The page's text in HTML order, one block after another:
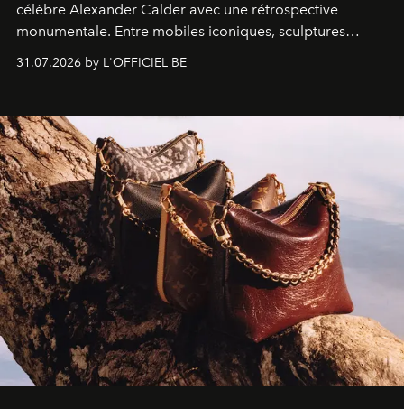
célèbre Alexander Calder avec une rétrospective
monumentale. Entre mobiles iconiques, sculptures
monumentales et poésie du mouvement, l'artiste
américain investit les espaces imaginés par Frank Gehry
sculpture.
31.07.2026 by L'OFFICIEL BE